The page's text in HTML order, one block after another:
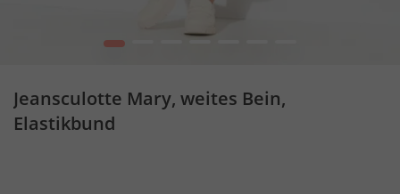
1
Jeansculotte Mary, weites Bein,
Elastikbund